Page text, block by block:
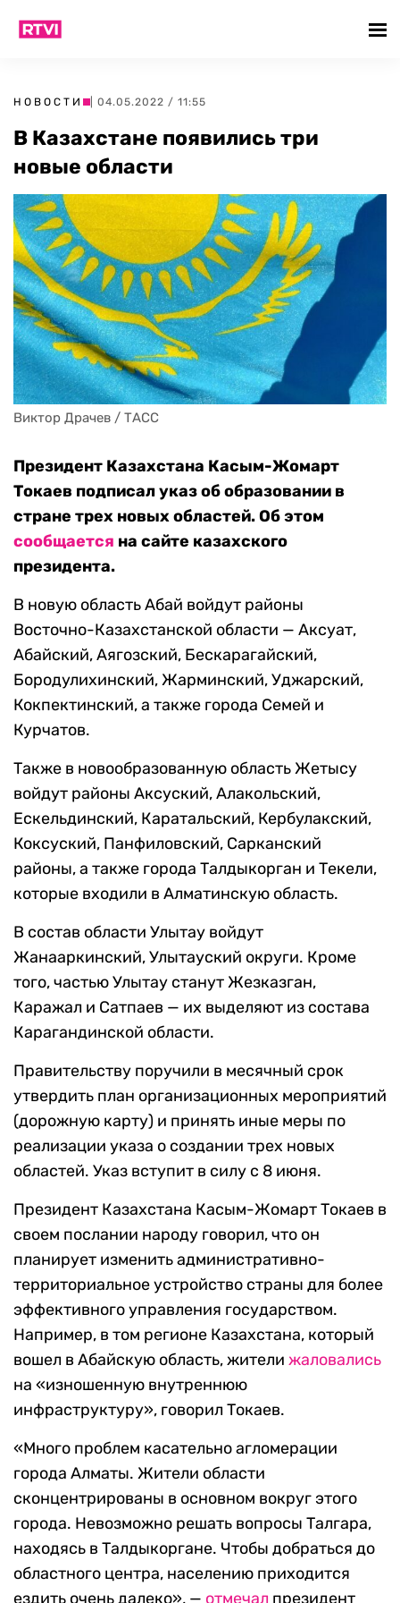
НОВОСТИ | 04.05.2022 / 11:55
В Казахстане появились три
новые области
Виктор Драчев / ТАСС
Президент Казахстана Касым-Жомарт
Токаев подписал указ об образовании в
стране трех новых областей. Об этом
сообщается на сайте казахского
президента.
В новую область Абай войдут районы
Восточно-Казахстанской области — Аксуат,
Абайский, Аягозский, Бескарагайский,
Бородулихинский, Жарминский, Уджарский,
Кокпектинский, а также города Семей и
Курчатов.
Также в новообразованную область Жетысу
войдут районы Аксуский, Алакольский,
Ескельдинский, Каратальский, Кербулакский,
Коксуский, Панфиловский, Сарканский
районы, а также города Талдыкорган и Текели,
которые входили в Алматинскую область.
В состав области Улытау войдут
Жанааркинский, Улытауский округи. Кроме
того, частью Улытау станут Жезказган,
Каражал и Сатпаев — их выделяют из состава
Карагандинской области.
Правительству поручили в месячный срок
утвердить план организационных мероприятий
(дорожную карту) и принять иные меры по
реализации указа о создании трех новых
областей. Указ вступит в силу с 8 июня.
Президент Казахстана Касым-Жомарт Токаев в
своем послании народу говорил, что он
планирует изменить административно-
территориальное устройство страны для более
эффективного управления государством.
Например, в том регионе Казахстана, который
вошел в Абайскую область, жители жаловались
на «изношенную внутреннюю
инфраструктуру», говорил Токаев.
«Много проблем касательно агломерации
города Алматы. Жители области
сконцентрированы в основном вокруг этого
города. Невозможно решать вопросы Талгара,
находясь в Талдыкоргане. Чтобы добраться до
областного центра, населению приходится
ездить очень далеко», — отмечал президент